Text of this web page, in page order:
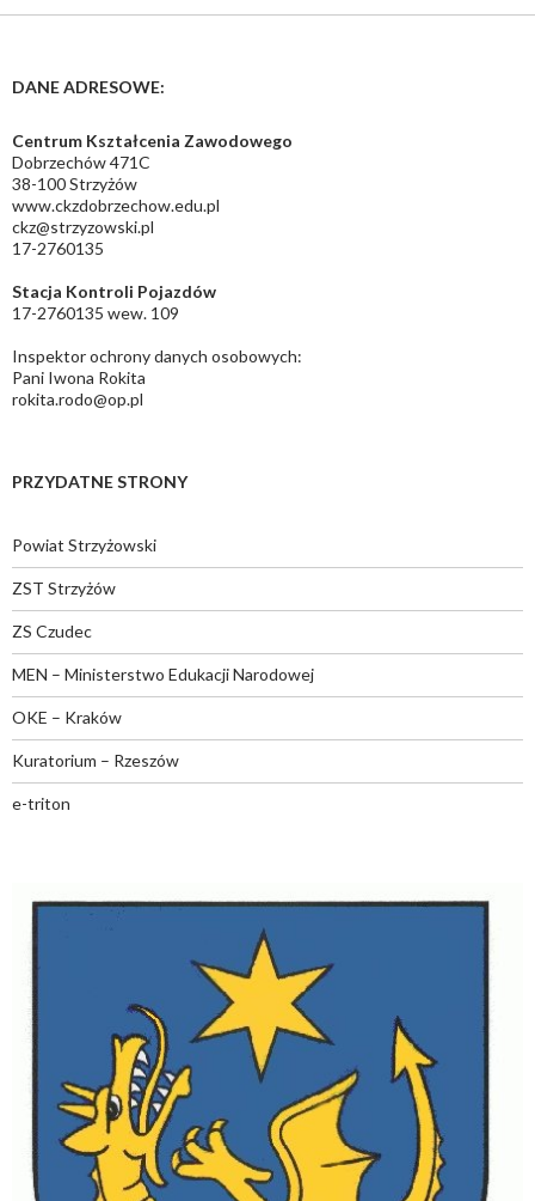
DANE ADRESOWE:
Centrum Kształcenia Zawodowego
Dobrzechów 471C
38-100 Strzyżów
www.ckzdobrzechow.edu.pl
ckz@strzyzowski.pl
17-2760135
Stacja Kontroli Pojazdów
17-2760135 wew. 109
Inspektor ochrony danych osobowych:
Pani Iwona Rokita
rokita.rodo@op.pl
PRZYDATNE STRONY
Powiat Strzyżowski
ZST Strzyżów
ZS Czudec
MEN – Ministerstwo Edukacji Narodowej
OKE – Kraków
Kuratorium – Rzeszów
e-triton